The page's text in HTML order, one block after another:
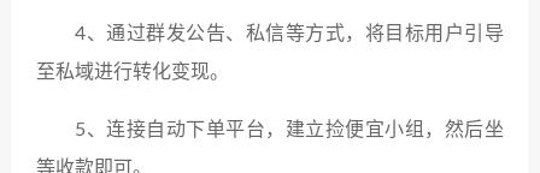
4、通过群发公告、私信等方式，将目标用户引导
至私域进行转化变现。
5、连接自动下单平台，建立捡便宜小组，然后坐
等收款即可。